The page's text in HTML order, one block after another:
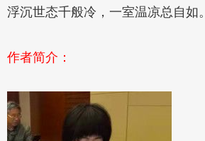
浮沉世态千般冷，一室温凉总自如。
作者简介：